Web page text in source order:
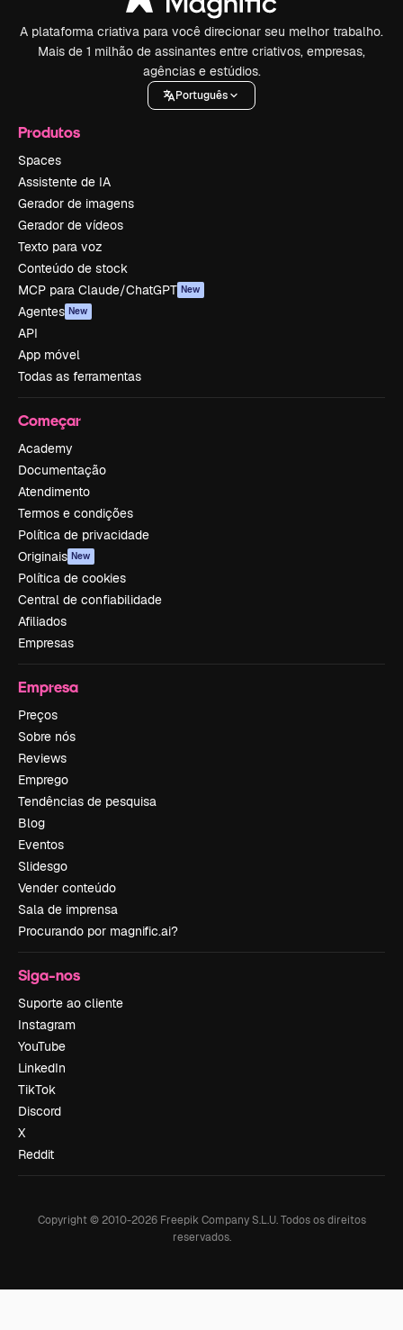
A plataforma criativa para você direcionar seu melhor trabalho.
Mais de 1 milhão de assinantes entre criativos, empresas,
agências e estúdios.
Português
Produtos
Spaces
Assistente de IA
Gerador de imagens
Gerador de vídeos
Texto para voz
Conteúdo de stock
MCP para Claude/ChatGPT New
Agentes New
API
App móvel
Todas as ferramentas
Começar
Academy
Documentação
Atendimento
Termos e condições
Política de privacidade
Originais New
Política de cookies
Central de confiabilidade
Afiliados
Empresas
Empresa
Preços
Sobre nós
Reviews
Emprego
Tendências de pesquisa
Blog
Eventos
Slidesgo
Vender conteúdo
Sala de imprensa
Procurando por magnific.ai?
Siga-nos
Suporte ao cliente
Instagram
YouTube
LinkedIn
TikTok
Discord
X
Reddit
Copyright © 2010-2026Freepik Company S.L.U. Todos os direitos
reservados.